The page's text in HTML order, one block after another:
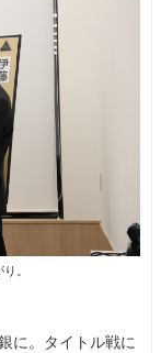
。
に。タイトル戦に